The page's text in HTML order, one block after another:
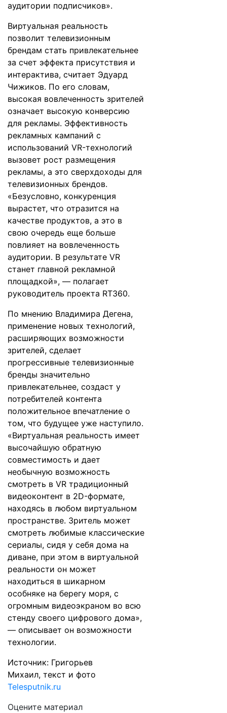
аудитории подписчиков».
Виртуальная реальность
позволит телевизионным
брендам стать привлекательнее
за счет эффекта присутствия и
интерактива, считает Эдуард
Чижиков. По его словам,
высокая вовлеченность зрителей
означает высокую конверсию
для рекламы. Эффективность
рекламных кампаний с
использований VR-технологий
вызовет рост размещения
рекламы, а это сверхдоходы для
телевизионных брендов.
«Безусловно, конкуренция
вырастет, что отразится на
качестве продуктов, а это в
свою очередь еще больше
повлияет на вовлеченность
аудитории. В результате VR
станет главной рекламной
площадкой», — полагает
руководитель проекта RT360.
По мнению Владимира Дегена,
применение новых технологий,
расширяющих возможности
зрителей, сделает
прогрессивные телевизионные
бренды значительно
привлекательнее, создаст у
потребителей контента
положительное впечатление о
том, что будущее уже наступило.
«Виртуальная реальность имеет
высочайшую обратную
совместимость и дает
необычную возможность
смотреть в VR традиционный
видеоконтент в 2D-формате,
находясь в любом виртуальном
пространстве. Зритель может
смотреть любимые классические
сериалы, сидя у себя дома на
диване, при этом в виртуальной
реальности он может
находиться в шикарном
особняке на берегу моря, с
огромным видеоэкраном во всю
стенду своего цифрового дома»,
— описывает он возможности
технологии.
Источник: Григорьев
Михаил, текст и фото
Telesputnik.ru
Оцените материал